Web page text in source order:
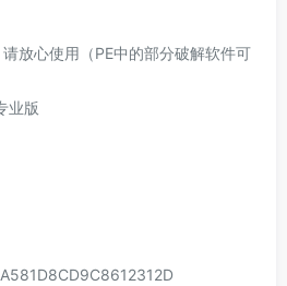
放心使用（PE中的部分破解软件可
业版